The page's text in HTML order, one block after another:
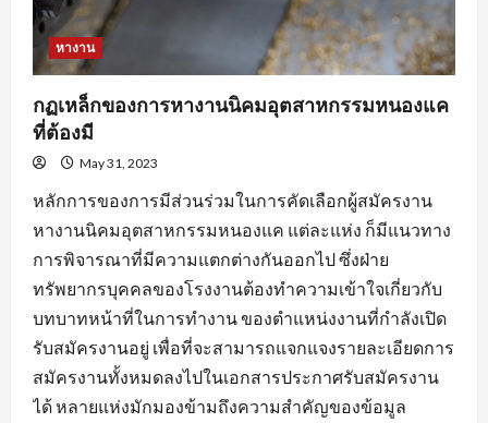
หางาน
กฏเหล็กของการหางานนิคมอุตสาหกรรมหนองแค
ที่ต้องมี
May 31, 2023
หลักการของการมีส่วนร่วมในการคัดเลือกผู้สมัครงาน
หางานนิคมอุตสาหกรรมหนองแค แต่ละแห่ง ก็มีแนวทาง
การพิจารณาที่มีความแตกต่างกันออกไป ซึ่งฝ่าย
ทรัพยากรบุคคลของโรงงานต้องทำความเข้าใจเกี่ยวกับ
บทบาทหน้าที่ในการทำงาน ของตำแหน่งงานที่กำลังเปิด
รับสมัครงานอยู่ เพื่อที่จะสามารถแจกแจงรายละเอียดการ
สมัครงานทั้งหมดลงไปในเอกสารประกาศรับสมัครงาน
ได้ หลายแห่งมักมองข้ามถึงความสำคัญของข้อมูล